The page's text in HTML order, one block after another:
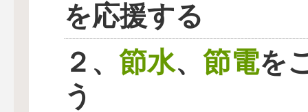
を応援する
２、 節水、 節電を
う